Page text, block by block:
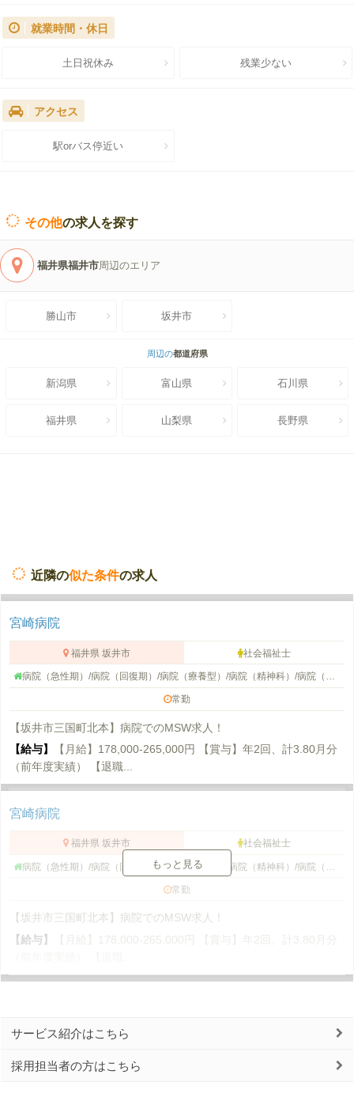
就業時間・休日
土日祝休み 残業少ない
アクセス
駅orバス停近い
その他の求人を探す
福井県福井市周辺のエリア
勝山市 坂井市
周辺の都道府県
新潟県 富山県 石川県
福井県 山梨県 長野県
近隣の似た条件の求人
宮崎病院
福井県 坂井市 社会福祉士
病院（急性期）/病院（回復期）/病院（療養型）/病院（精神科）/病院（総合）/病院（ケアミックス）/病院（その他）/病院（外来）
常勤
【坂井市三国町北本】病院でのMSW求人！
【給与】
【月給】178,000-265,000円 【賞与】年2回、計3.80月分
（前年度実績） 【退職...
宮崎病院
福井県 坂井市 社会福祉士
病院（急性期）/病院（回復期）/病院（療養型）/病院（精神科）/病院（総合）/病院（ケアミックス）/病院（その他）/病院（外来）
常勤
【坂井市三国町北本】病院でのMSW求人！
【給与】
【月給】178,000-265,000円 【賞与】年2回、計3.80月分
もっと見る
サービス紹介はこちら
採用担当者の方はこちら